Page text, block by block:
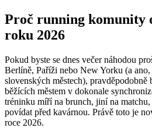
Proč running komunity
roku 2026
Pokud byste se dnes večer náhodou
Berlíně, Paříži nebo New Yorku (a
slovenských městech),
běžících městem v dokonale
tréninku míří na brunch, jiní na
povídat před kavárnou. Právě toto je
roce 2026.